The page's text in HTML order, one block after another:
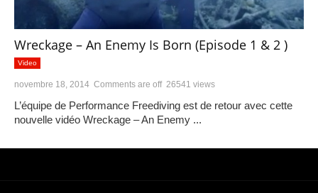
Wreckage – An Enemy Is Born (Episode 1 & 2 )
Video
novembre 18, 2014 Comments are off 26541 views
L’équipe de Performance Freediving est de retour avec cette
nouvelle vidéo Wreckage – An Enemy ...